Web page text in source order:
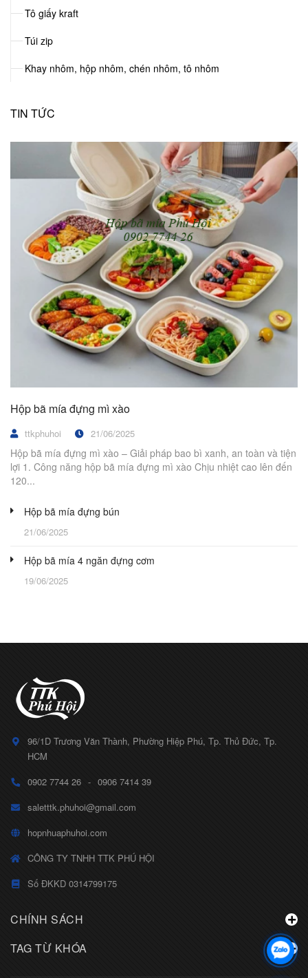
Tô giấy kraft
Túi zip
Khay nhôm, hộp nhôm, chén nhôm, tô nhôm
TIN TỨC
Hộp bã mía đựng mì xào
ttkphuhoi 21/06/2025
Hộp bã mía đựng mì xào – Giải pháp bao bì xanh, an toàn và tiện
lợi 1. Công năng hộp bã mía đựng mì xào Chịu nhiệt cao lên đến
120...
Hộp bã mía đựng bún
21/06/2025
Hộp bã mía 4 ngăn đựng cơm
19/06/2025
96/1D Trương Văn Thành, Phường Hiệp Phú, Tp. Thủ Đức, Tp.
HCM
0902 7744 26 - 0906 7414 39
saletttk.phuhoi@gmail.com
hopnhuaphuhoi.com
CÔNG TY TNHH TTK PHÚ HỘI
Số ĐKKD 0314799175
CHÍNH SÁCH
TAG TỪ KHÓA